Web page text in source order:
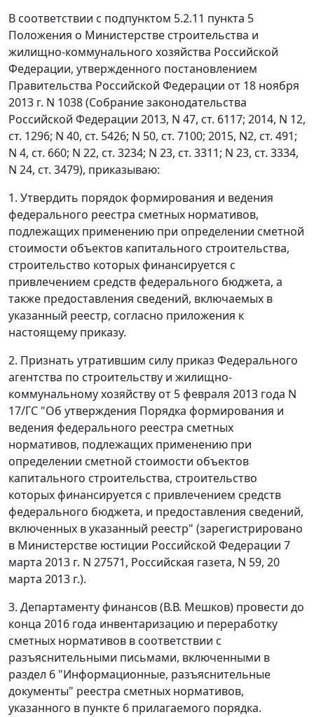
В соответствии с подпунктом 5.2.11 пункта 5
Положения о Министерстве строительства и
жилищно-коммунального хозяйства Российской
Федерации, утвержденного постановлением
Правительства Российской Федерации от 18 ноября
2013 г. N 1038 (Собрание законодательства
Российской Федерации 2013, N 47, ст. 6117; 2014, N 12,
ст. 1296; N 40, ст. 5426; N 50, ст. 7100; 2015, N2, ст. 491;
N 4, ст. 660; N 22, ст. 3234; N 23, ст. 3311; N 23, ст. 3334,
N 24, ст. 3479), приказываю:
1. Утвердить порядок формирования и ведения
федерального реестра сметных нормативов,
подлежащих применению при определении сметной
стоимости объектов капитального строительства,
строительство которых финансируется с
привлечением средств федерального бюджета, а
также предоставления сведений, включаемых в
указанный реестр, согласно приложения к
настоящему приказу.
2. Признать утратившим силу приказ Федерального
агентства по строительству и жилищно-
коммунальному хозяйству от 5 февраля 2013 года N
17/ГС "Об утверждения Порядка формирования и
ведения федерального реестра сметных
нормативов, подлежащих применению при
определении сметной стоимости объектов
капитального строительства, строительство
которых финансируется с привлечением средств
федерального бюджета, и предоставления сведений,
включенных в указанный реестр" (зарегистрировано
в Министерстве юстиции Российской Федерации 7
марта 2013 г. N 27571, Российская газета, N 59, 20
марта 2013 г.).
3. Департаменту финансов (В.В. Мешков) провести до
конца 2016 года инвентаризацию и переработку
сметных нормативов в соответствии с
разъяснительными письмами, включенными в
раздел 6 "Информационные, разъяснительные
документы" реестра сметных нормативов,
указанного в пункте 6 прилагаемого порядка.